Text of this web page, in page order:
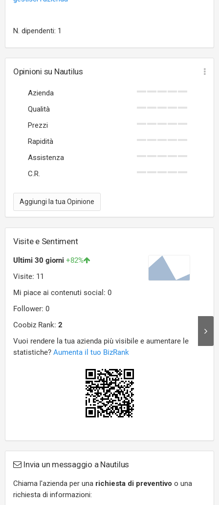
N. dipendenti: 1
Opinioni su Nautilus
Azienda
Qualità
Prezzi
Rapidità
Assistenza
C.R.
Aggiungi la tua Opinione
Visite e Sentiment
Invia un messaggio a Nautilus
Chiama l'azienda per una richiesta di preventivo o una
richiesta di informazioni: